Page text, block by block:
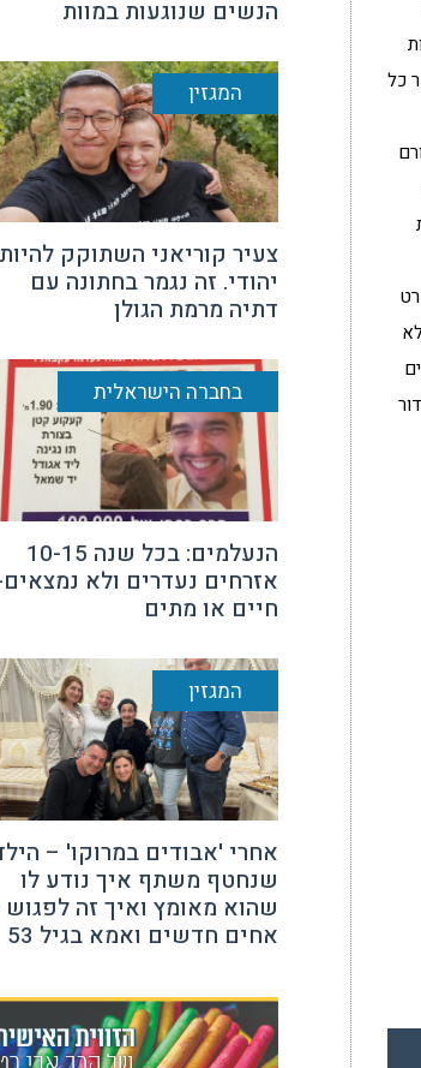
כל
הנשים שנוגעות במוות
המגזין
צעיר קוריאני השתוקק להיות
יהודי. זה נגמר בחתונה עם
דתיה מרמת הגולן
בחברה הישראלית
הנעלמים: בכל שנה 10-15
אזרחים נעדרים ולא
חיים או מתים
המגזין
אחרי 'אבודים במרוקו' –
שנחטף משתף איך נודע לו
אחים חדשים ואמא בגיל 53